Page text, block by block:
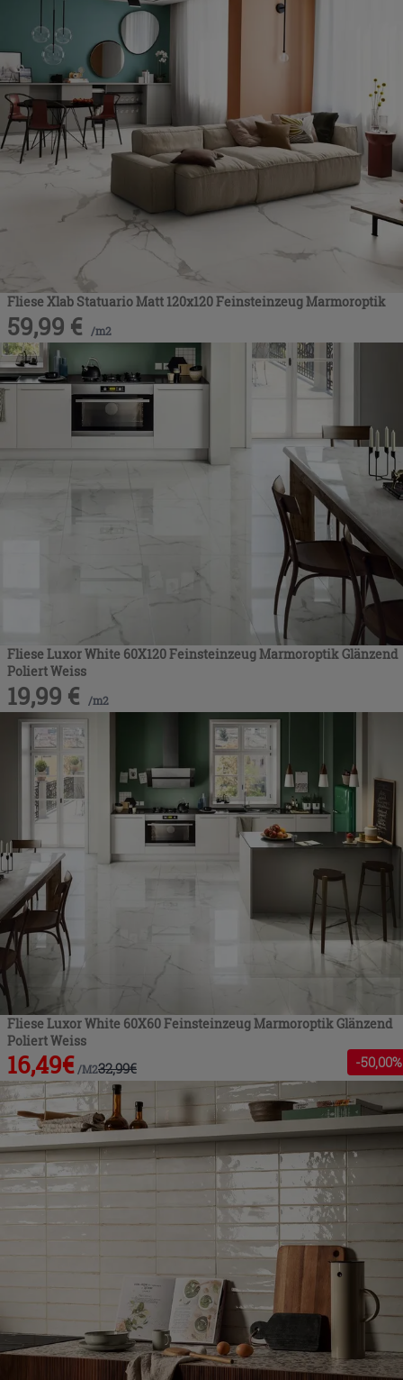
Fliese Xlab Statuario Matt 120x120 Feinsteinzeug Marmoroptik
59,99 € /m2
Fliese Luxor White 60X120 Feinsteinzeug Marmoroptik Glänzend
Poliert Weiss
19,99 € /m2
Fliese Luxor White 60X60 Feinsteinzeug Marmoroptik Glänzend
Poliert Weiss
16,49€ /M232,99€ -50,00%